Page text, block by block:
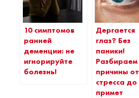
10 симптомов
ранней
деменции: не
игнорируйте
болезнь!
Дергается
глаз? Без
паники!
Разбираем
причины от
стресса до
примет